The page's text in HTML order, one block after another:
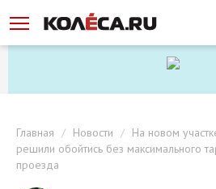
Главная Новости
На новом
решили обойтись без максимального
проезда